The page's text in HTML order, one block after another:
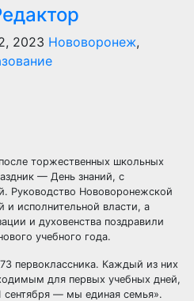
2023 Нововоронеж,
торжественных школьных
— День знаний, с
Руководство Нововоронежской
и исполнительной власти, а
и духовенства поздравили
учебного года.
первоклассника. Каждый из них
для первых учебных дней,
сентября — мы единая семья».